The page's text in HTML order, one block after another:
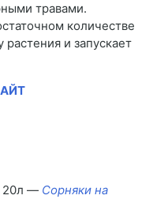
травами.
количестве
и запускает
20л — Сорняки на